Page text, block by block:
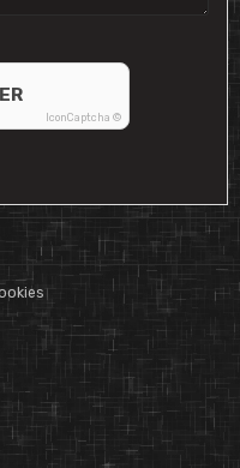
IconCaptcha ©